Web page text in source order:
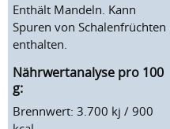
Enthält Mandeln. Kann
Spuren von Schalenfrüchten
enthalten.
Nährwertanalyse pro 100
g:
Brennwert: 3.700 kj / 900